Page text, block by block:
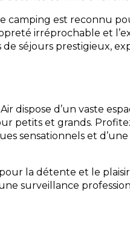
camping est reconnu
irréprochable et
de séjours prestigieux,
dispose d’un vaste
petits et grands.
sensationnels et
pour la détente et le
surveillance